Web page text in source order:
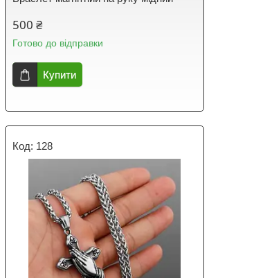
500 ₴
Готово до відправки
Купити
128